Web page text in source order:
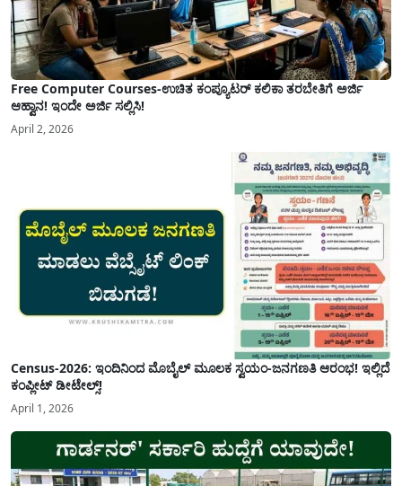
Free Computer Courses-ಉಚಿತ ಕಂಪ್ಯೂಟರ್ ಕಲಿಕಾ ತರಬೇತಿಗೆ ಅರ್ಜಿ
ಆಹ್ವಾನ! ಇಂದೇ ಅರ್ಜಿ ಸಲ್ಲಿಸಿ!
April 2, 2026
Census-2026: ಇಂದಿನಿಂದ ಮೊಬೈಲ್ ಮೂಲಕ ಸ್ವಯಂ-ಜನಗಣತಿ ಆರಂಭ! ಇಲ್ಲಿದೆ
ಕಂಪ್ಲೀಟ್ ಡೀಟೇಲ್ಸ್!
April 1, 2026